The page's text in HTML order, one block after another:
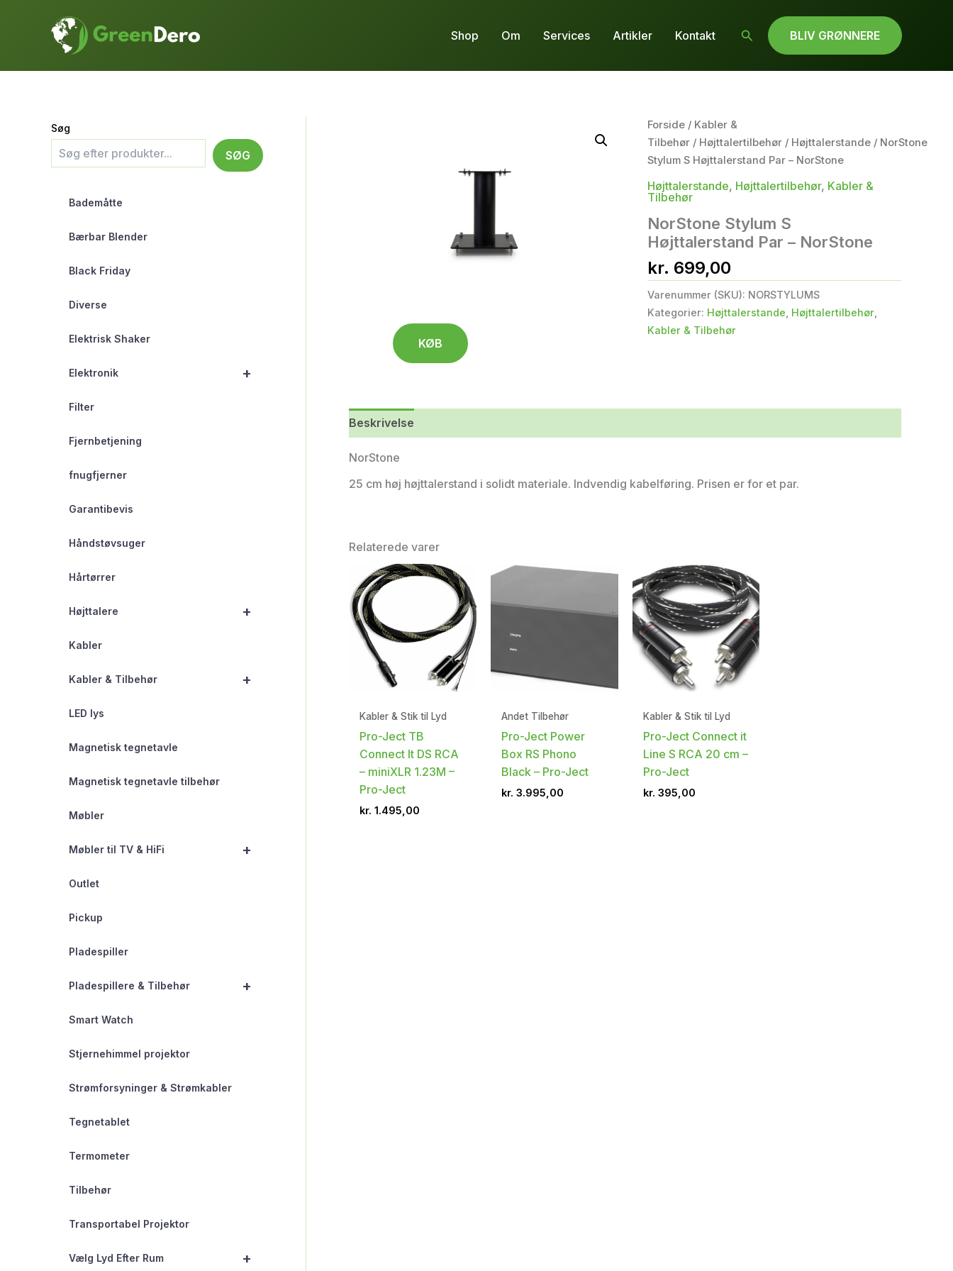
Shop Om Services Artikler Kontakt Søg BLIV GRØNNERE
Søg
SØG
Bademåtte
Bærbar Blender
Black Friday
Diverse
Elektrisk Shaker
+
Elektronik
Filter
Fjernbetjening
fnugfjerner
Garantibevis
Håndstøvsuger
Hårtørrer
+
Højttalere
Kabler
+
Kabler & Tilbehør
LED lys
Magnetisk tegnetavle
Magnetisk tegnetavle tilbehør
Møbler
+
Møbler til TV & HiFi
Outlet
Pickup
Pladespiller
+
Pladespillere & Tilbehør
Smart Watch
Stjernehimmel projektor
Strømforsyninger & Strømkabler
Tegnetablet
Termometer
Tilbehør
Transportabel Projektor
+
Vælg Lyd Efter Rum
Forside/ Kabler &
Tilbehør/ Højttalertilbehør/ Højttalerstande/ NorStone
Stylum S Højttalerstand Par – NorStone
Højttalerstande, Højttalertilbehør, Kabler &
Tilbehør
NorStone Stylum S
Højttalerstand Par – NorStone
kr. 699,00
Varenummer (SKU): NORSTYLUMS
Kategorier: Højttalerstande Højttalertilbehør,
Kabler & Tilbehør
KØB
Beskrivelse
NorStone
25 cm høj højttalerstand i solidt materiale. Indvendig kabelføring. Prisen er for et par.
Relaterede varer
Kabler & Stik til Lyd
Pro-Ject TB
Connect It DS RCA
– miniXLR 1.23M –
Pro-Ject
kr. 1.495,00
Andet Tilbehør
Pro-Ject Power
Box RS Phono
Black – Pro-Ject
kr. 3.995,00
Kabler & Stik til Lyd
Pro-Ject Connect it
Line S RCA 20 cm –
Pro-Ject
kr. 395,00